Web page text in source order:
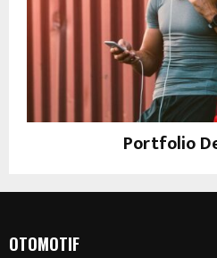
Portfolio
OTOMOTIF